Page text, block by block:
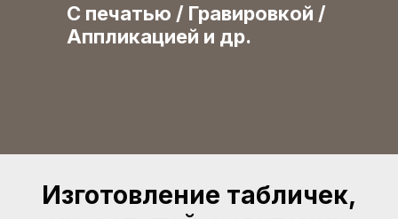
С печатью / Гравировкой /
Аппликацией и др.
Изготовление табличек,